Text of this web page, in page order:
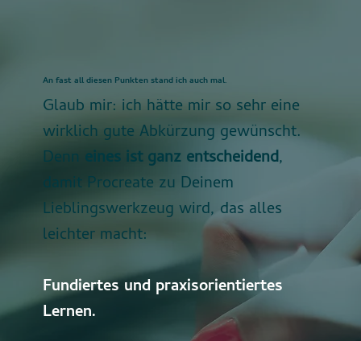
An fast all diesen Punkten stand ich auch mal.
Glaub mir: ich hätte mir so sehr eine
wirklich gute Abkürzung gewünscht.
Denn eines ist ganz entscheidend,
damit Procreate zu Deinem
Lieblingswerkzeug wird, das alles
leichter macht:
Fundiertes und praxisorientiertes
Lernen.